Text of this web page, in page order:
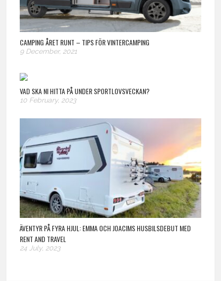
CAMPING ÅRET RUNT – TIPS FÖR VINTERCAMPING
9 December, 2021
VAD SKA NI HITTA PÅ UNDER SPORTLOVSVECKAN?
10 February, 2023
ÄVENTYR PÅ FYRA HJUL: EMMA OCH JOACIMS HUSBILSDEBUT MED
RENT AND TRAVEL
24 July, 2023